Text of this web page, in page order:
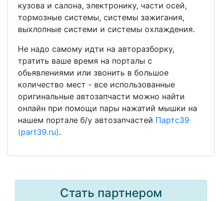
кузова и салона, электронику, части осей,
тормозные системы, системы зажигания,
выхлопные системи и системы охлаждения.
Не надо самому идти на авторазборку,
тратить ваше время на порталы с
обьявлениями или звонить в большое
количество мест - все использованные
оригинальные автозапчасти можно найти
онлайн при помощи пары нажатий мышки на
нашем портале б/у автозапчастей Партс39
(part39.ru).
Стать партнером